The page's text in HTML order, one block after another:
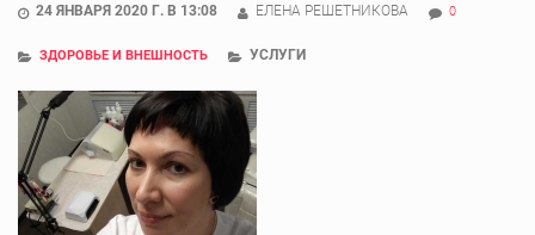
24 ЯНВАРЯ 2020 Г. В 13:08 ЕЛЕНА РЕШЕТНИКОВА 0
ЗДОРОВЬЕ И ВНЕШНОСТЬ УСЛУГИ